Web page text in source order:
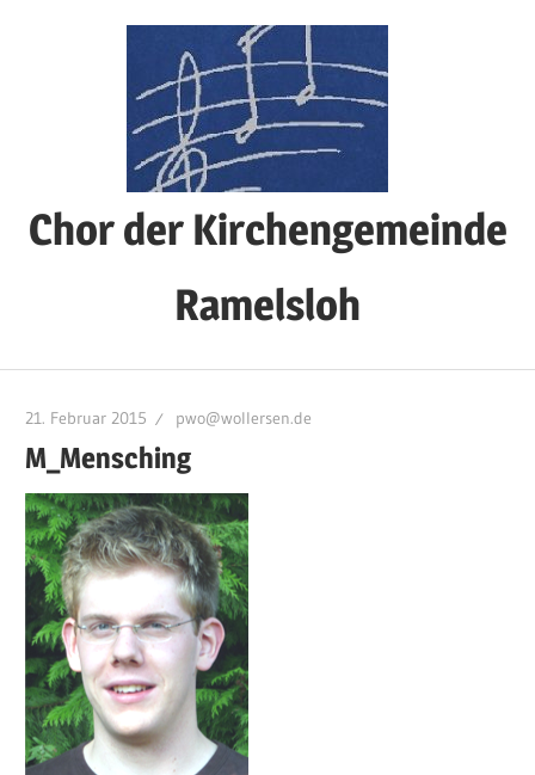
Chor der Kirchengemeinde
Ramelsloh
21. Februar 2015 pwo@wollersen.de
M_Mensching